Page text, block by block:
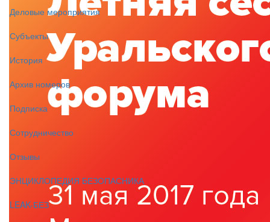
Деловые мероприятия
Субъекты
История
Архив номеров
Подписка
Сотрудничество
Отзывы
ЭНЦИКЛОПЕДИЯ БЕЗОПАСНИКА
LEAK-БЕЗ